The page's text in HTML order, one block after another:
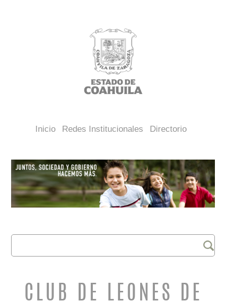
Inicio Redes Institucionales Directorio
FORMULARIO DE
BÚSQUEDA
Buscar
CLUB DE LEONES DE